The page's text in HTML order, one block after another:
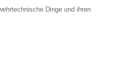
Dinge und ihren